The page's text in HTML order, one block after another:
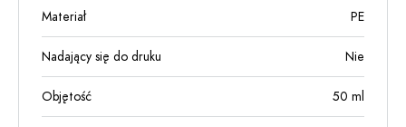
Materiał PE
Nadający się do druku Nie
Objętość 50 ml